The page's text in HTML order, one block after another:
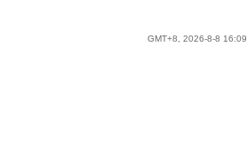
GMT+8, 2026-8-8 16:09